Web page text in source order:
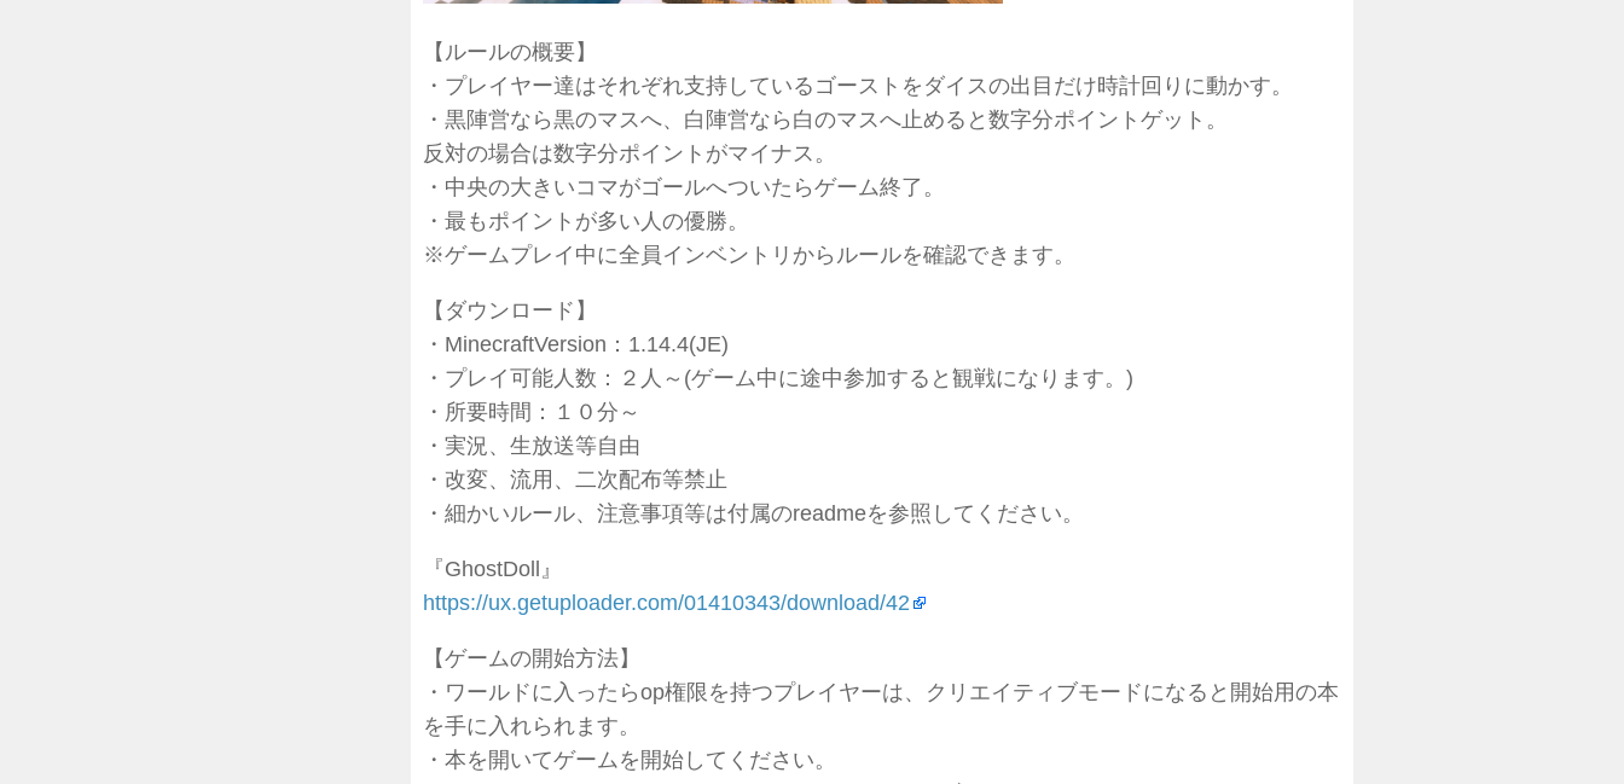
【ルールの概要】
・プレイヤー達はそれぞれ支持しているゴーストをダイスの出目だけ時計回りに動かす。
・黒陣営なら黒のマスへ、白陣営なら白のマスへ止めると数字分ポイントゲット。
反対の場合は数字分ポイントがマイナス。
・中央の大きいコマがゴールへついたらゲーム終了。
・最もポイントが多い人の優勝。
※ゲームプレイ中に全員インベントリからルールを確認できます。
【ダウンロード】
・MinecraftVersion：1.14.4(JE)
・プレイ可能人数：２人～(ゲーム中に途中参加すると観戦になります。)
・所要時間：１０分～
・実況、生放送等自由
・改変、流用、二次配布等禁止
・細かいルール、注意事項等は付属のreadmeを参照してください。
『GhostDoll』
https://ux.getuploader.com/01410343/download/42
【ゲームの開始方法】
・ワールドに入ったらop権限を持つプレイヤーは、クリエイティブモードになると開始用の本
を手に入れられます。
・本を開いてゲームを開始してください。